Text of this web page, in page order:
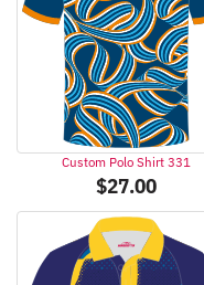
Custom Polo Shirt 331
$27.00